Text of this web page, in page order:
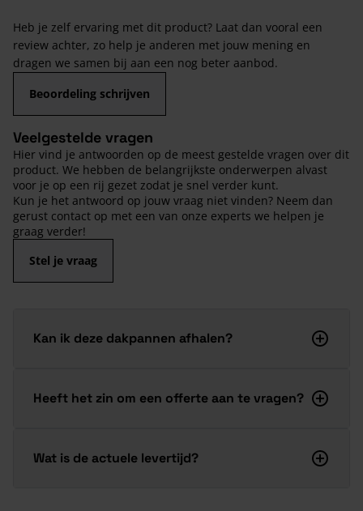
Heb je zelf ervaring met dit product? Laat dan vooral een
review achter, zo help je anderen met jouw mening en
dragen we samen bij aan een nog beter aanbod.
Beoordeling schrijven
Veelgestelde vragen
Hier vind je antwoorden op de meest gestelde vragen over dit
product. We hebben de belangrijkste onderwerpen alvast
voor je op een rij gezet zodat je snel verder kunt.
Kun je het antwoord op jouw vraag niet vinden? Neem dan
gerust contact op met een van onze experts we helpen je
graag verder!
Stel je vraag
Kan ik deze dakpannen afhalen?
Heeft het zin om een offerte aan te vragen?
Wat is de actuele levertijd?